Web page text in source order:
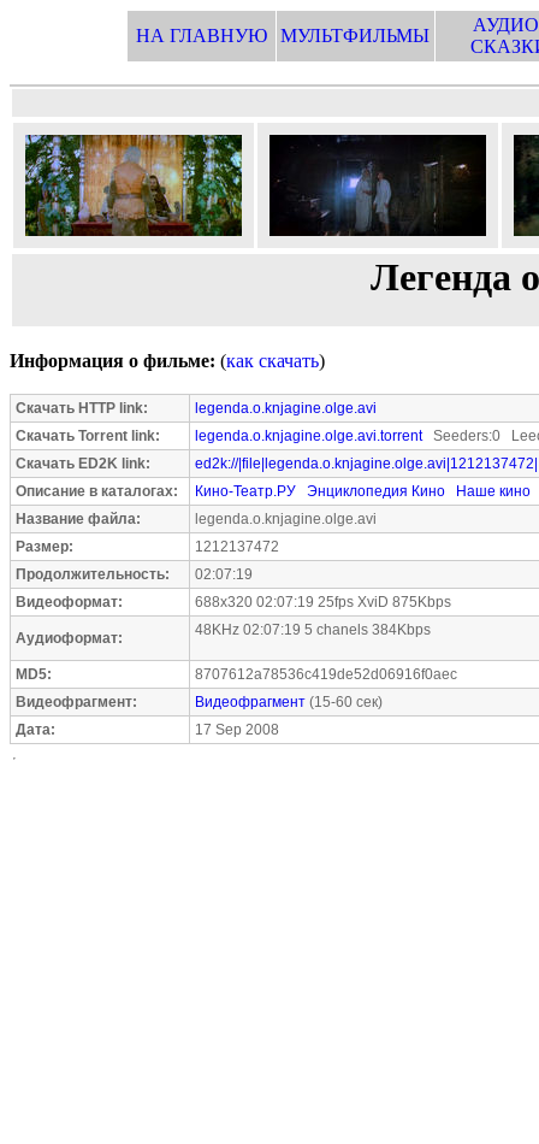
НА ГЛАВНУЮ МУЛЬТФИЛЬМЫ
Легенда
Информация о фильме: (как скачать)
Скачать HTTP link:
legenda.o.knjagine.olge.avi
Скачать Torrent link:
legenda.o.knjagine.olge.avi.torrentSeeders:0
Скачать ED2K link:
ed2k://|file|legenda.o.knjagine.olge.avi|1212137472|
Описание в каталогах:
Кино-Театр.РУ Энциклопедия Кино
Наше кино
Название файла:
legenda.o.knjagine.olge.avi
Размер:
1212137472
Продолжительность:
02:07:19
Видеоформат:
688x320 02:07:19 25fps XviD 875Kbps
Аудиоформат: 48KHz 02:07:19 5 chanels 384Kbps
MD5:
8707612a78536c419de52d06916f0aec
Видеофрагмент:
Видеофрагмент (15-60 сек)
Дата:
17 Sep 2008